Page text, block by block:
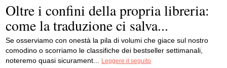
Oltre i confini della propria libreria:
come la traduzione ci salva...
Se osserviamo con onestà la pila di volumi che giace sul nostro
comodino o scorriamo le classifiche dei bestseller settimanali,
noteremo quasi sicurament...
Leggere il seguito